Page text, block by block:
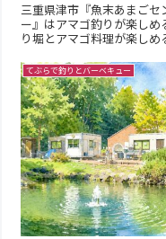
三重県津市『魚末あまごセ
ー』はアマゴ釣りが楽しめ
り堀とアマゴ料理が楽しめ
で利用予約が必用です基本
【営業期間】【営業時間】
15:00 【定休日 】木曜定
定休【臨時休業】悪天候時
修時などに休業の場合あ...
てぶらで釣りとバーベキュー